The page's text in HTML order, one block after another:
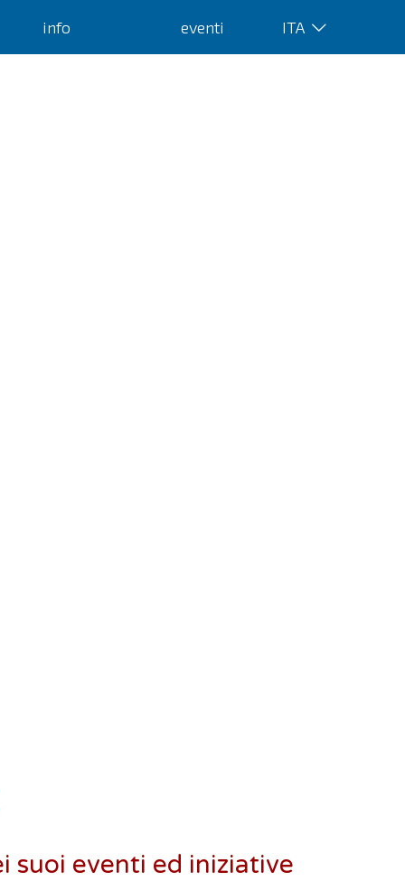
info eventi ITA
suoi eventi ed iniziative